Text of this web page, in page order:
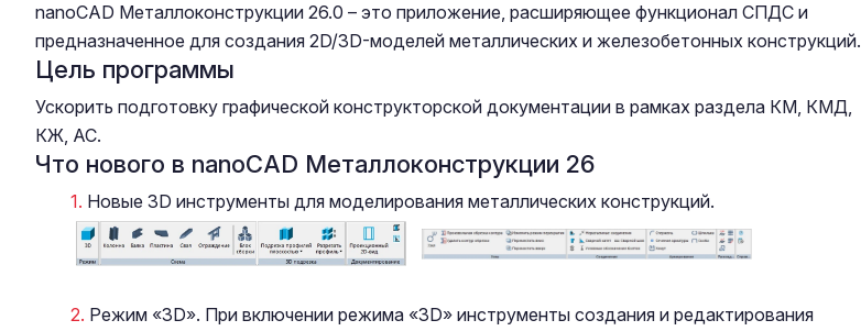
nanoCAD Металлоконструкции 26.0 – это приложение, расширяющее функционал СПДС и
предназначенное для создания 2D/3D-моделей металлических и железобетонных конструкций.
Цель программы
Ускорить подготовку графической конструкторской документации в рамках раздела КМ, КМД,
КЖ, АС.
Что нового в nanoCAD Металлоконструкции 26
Новые 3D инструменты для моделирования металлических конструкций.
Режим «3D». При включении режима «3D» инструменты создания и редактирования